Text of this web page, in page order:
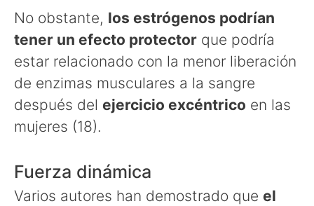
No obstante, los estrógenos podrían
tener un efecto protector que podría
estar relacionado con la menor liberación
de enzimas musculares a la sangre
después del ejercicio excéntrico en las
mujeres (18).
Fuerza dinámica
Varios autores han demostrado que el